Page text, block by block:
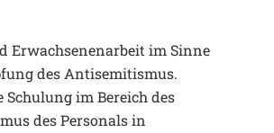
Erwachsenenarbeit im Sinne
des Antisemitismus.
Schulung im Bereich des
des Personals in